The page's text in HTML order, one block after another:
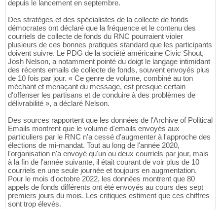
depuis le lancement en septembre.
Des stratèges et des spécialistes de la collecte de fonds
démocrates ont déclaré que la fréquence et le contenu des
courriels de collecte de fonds du RNC pourraient violer
plusieurs de ces bonnes pratiques standard que les participants
doivent suivre. Le PDG de la société américaine Civic Shout,
Josh Nelson, a notamment pointé du doigt le langage intimidant
des récents emails de collecte de fonds, souvent envoyés plus
de 10 fois par jour. « Ce genre de volume, combiné au ton
méchant et menaçant du message, est presque certain
d'offenser les partisans et de conduire à des problèmes de
délivrabilité », a déclaré Nelson.
Des sources rapportent que les données de l'Archive of Political
Emails montrent que le volume d'emails envoyés aux
particuliers par le RNC n'a cessé d'augmenter à l'approche des
élections de mi-mandat. Tout au long de l'année 2020,
l'organisation n'a envoyé qu'un ou deux courriels par jour, mais
à la fin de l'année suivante, il était courant de voir plus de 10
courriels en une seule journée et toujours en augmentation.
Pour le mois d'octobre 2022, les données montrent que 80
appels de fonds différents ont été envoyés au cours des sept
premiers jours du mois. Les critiques estiment que ces chiffres
sont trop élevés.